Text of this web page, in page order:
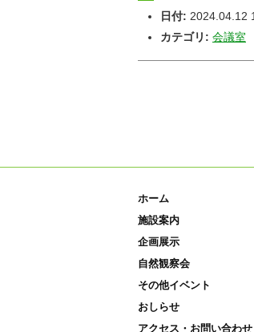
日付: 2024.04.12
カテゴリ: 会議室
ホーム
施設案内
企画展示
自然観察会
その他イベント
おしらせ
アクセス・お問い合わせ